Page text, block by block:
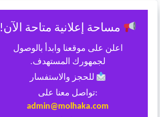
مساحة إعلانية متاحة الآن!
اعلن على موقعنا وابدأ بالوصول
لجمهورك المستهدف.
للحجز والاستفسار
:تواصل معنا على
admin@molhaka.com